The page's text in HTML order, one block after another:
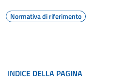
Normativa di riferimento
INDICE DELLA PAGINA